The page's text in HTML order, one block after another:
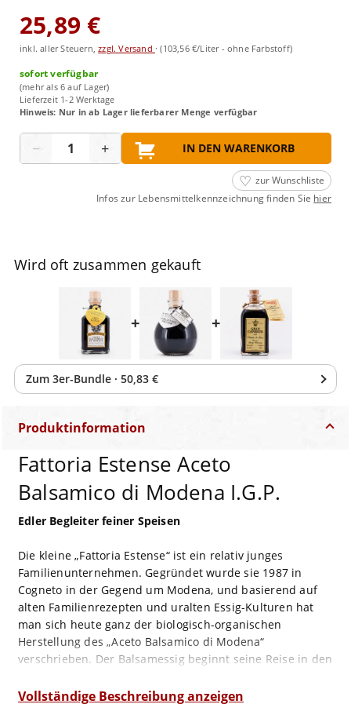
25,89 €
inkl. aller Steuern,zzgl. Versand ·(103,56 €/Liter - ohne Farbstoff)
sofort verfügbar
(mehr als 6 auf Lager)
Lieferzeit 1-2 Werktage
Hinweis: Nur in ab Lager lieferbarer Menge verfügbar
− + IN DEN WARENKORB
zur Wunschliste
Infos zur Lebensmittelkennzeichnung finden Sie hier
Wird oft zusammen gekauft
+ +
Zum 3er-Bundle · 50,83 €
Produktinformation
Fattoria Estense Aceto
Balsamico di Modena I.G.P.
Edler Begleiter feiner Speisen
Die kleine „Fattoria Estense“ ist ein relativ junges
Familienunternehmen. Gegründet wurde sie 1987 in
Cogneto in der Gegend um Modena, und basierend auf
alten Familienrezepten und uralten Essig-Kulturen hat
man sich heute ganz der biologisch-organischen
Herstellung des „Aceto Balsamico di Modena“
verschrieben. Der Balsamessig beginnt seine Reise in den
Weinessig zunächst in Edelstahltanks gelagert, findet er
Vollständige Beschreibung anzeigen